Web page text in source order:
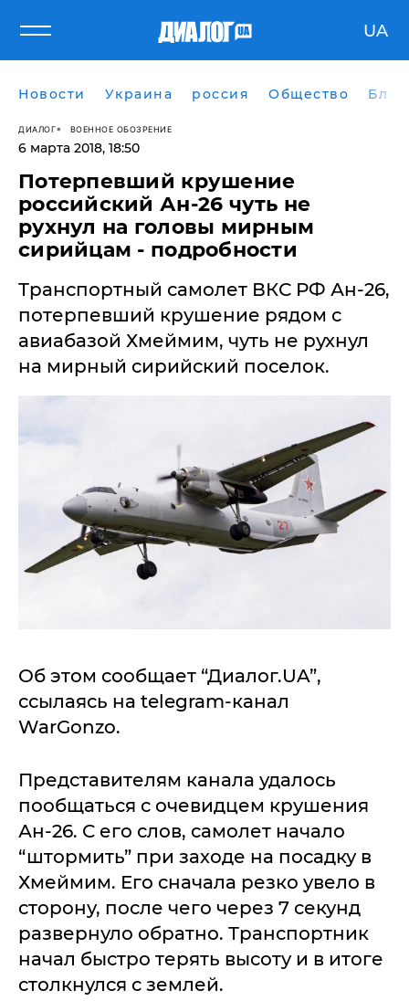
UA
Новости Украина россия Общество
ДИАЛОГ ВОЕННОЕ ОБОЗРЕНИЕ
6 марта 2018, 18:50
​Потерпевший крушение
российский Ан-26 чуть не
рухнул на головы мирным
сирийцам - подробности
Транспортный самолет ВКС РФ Ан-26,
потерпевший крушение рядом с
авиабазой Хмеймим, чуть не рухнул
на мирный сирийский поселок.
Об этом сообщает “Диалог.UA”,
ссылаясь на telegram-канал
WarGonzo.
Представителям канала удалось
пообщаться с очевидцем крушения
Ан-26. С его слов, самолет начало
“штормить” при заходе на посадку в
Хмеймим. Его сначала резко увело в
сторону, после чего через 7 секунд
развернуло обратно. Транспортник
начал быстро терять высоту и в итоге
столкнулся с землей.